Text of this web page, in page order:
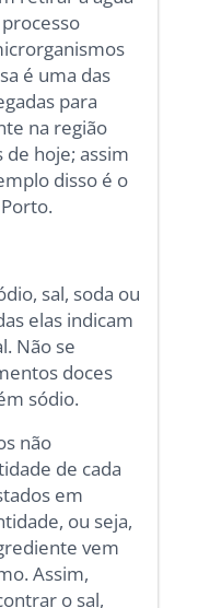
é uma das
para
na região
hoje; assim
disso é o
sal, soda ou
elas indicam
Não se
doces
sódio.
não
de cada
em
ou seja,
vem
Assim,
o sal,